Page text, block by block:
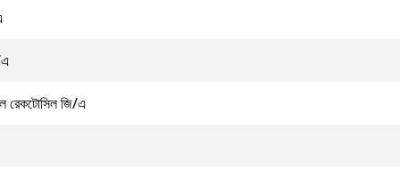
রেকটোসিল জি/এ